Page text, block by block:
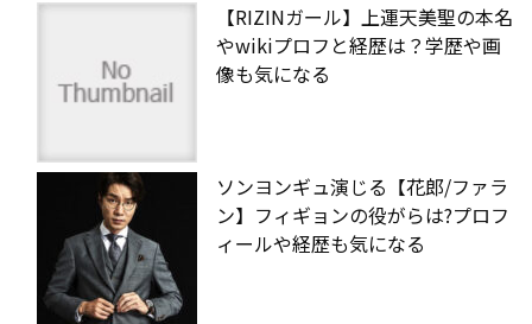
【RIZINガール】上運天美聖の本名
やwikiプロフと経歴は？学歴や画
像も気になる
ソンヨンギュ演じる【花郎/ファラ
ン】フィギョンの役がらは?プロフ
ィールや経歴も気になる